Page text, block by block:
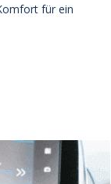
für ein